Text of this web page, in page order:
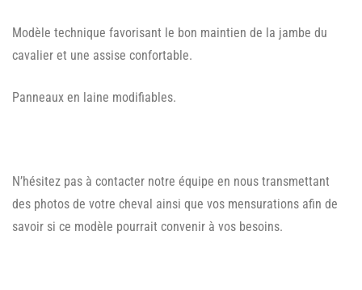
Modèle technique favorisant le bon maintien de la jambe du
cavalier et une assise confortable.
Panneaux en laine modifiables.
N’hésitez pas à contacter notre équipe en nous transmettant
des photos de votre cheval ainsi que vos mensurations afin de
savoir si ce modèle pourrait convenir à vos besoins.